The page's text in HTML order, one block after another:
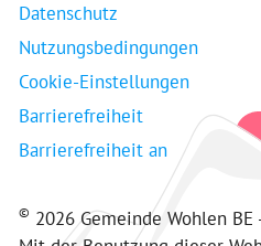
Datenschutz
Nutzungsbedingungen
Cookie-Einstellungen
Barrierefreiheit
Barrierefreiheit an
© 2026 Gemeinde Wohlen